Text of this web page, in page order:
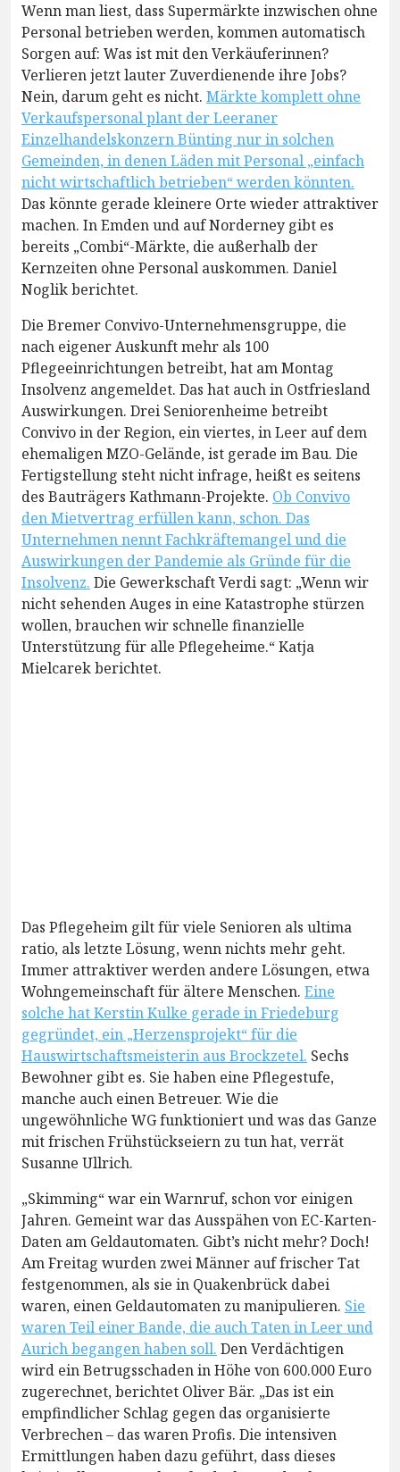
Wenn man liest, dass Supermärkte inzwischen ohne
Personal betrieben werden, kommen automatisch
Sorgen auf: Was ist mit den Verkäuferinnen?
Verlieren jetzt lauter Zuverdienende ihre Jobs?
Nein, darum geht es nicht. Märkte komplett ohne
Verkaufspersonal plant der Leeraner
Einzelhandelskonzern Bünting nur in solchen
Gemeinden, in denen Läden mit Personal „einfach
nicht wirtschaftlich betrieben“ werden könnten.
Das könnte gerade kleinere Orte wieder attraktiver
machen. In Emden und auf Norderney gibt es
bereits „Combi“-Märkte, die außerhalb der
Kernzeiten ohne Personal auskommen. Daniel
Noglik berichtet.
Die Bremer Convivo-Unternehmensgruppe, die
nach eigener Auskunft mehr als 100
Pflegeeinrichtungen betreibt, hat am Montag
Insolvenz angemeldet. Das hat auch in Ostfriesland
Auswirkungen. Drei Seniorenheime betreibt
Convivo in der Region, ein viertes, in Leer auf dem
ehemaligen MZO-Gelände, ist gerade im Bau. Die
Fertigstellung steht nicht infrage, heißt es seitens
des Bauträgers Kathmann-Projekte. Ob Convivo
den Mietvertrag erfüllen kann, schon. Das
Unternehmen nennt Fachkräftemangel und die
Auswirkungen der Pandemie als Gründe für die
Insolvenz. Die Gewerkschaft Verdi sagt: „Wenn wir
nicht sehenden Auges in eine Katastrophe stürzen
wollen, brauchen wir schnelle finanzielle
Unterstützung für alle Pflegeheime.“ Katja
Mielcarek berichtet.
Das Pflegeheim gilt für viele Senioren als ultima
ratio, als letzte Lösung, wenn nichts mehr geht.
Immer attraktiver werden andere Lösungen, etwa
Wohngemeinschaft für ältere Menschen. Eine
solche hat Kerstin Kulke gerade in Friedeburg
gegründet, ein „Herzensprojekt“ für die
Hauswirtschaftsmeisterin aus Brockzetel. Sechs
Bewohner gibt es. Sie haben eine Pflegestufe,
manche auch einen Betreuer. Wie die
ungewöhnliche WG funktioniert und was das Ganze
mit frischen Frühstückseiern zu tun hat, verrät
Susanne Ullrich.
„Skimming“ war ein Warnruf, schon vor einigen
Jahren. Gemeint war das Ausspähen von EC-Karten-
Daten am Geldautomaten. Gibt’s nicht mehr? Doch!
Am Freitag wurden zwei Männer auf frischer Tat
festgenommen, als sie in Quakenbrück dabei
waren, einen Geldautomaten zu manipulieren. Sie
waren Teil einer Bande, die auch Taten in Leer und
Aurich begangen haben soll. Den Verdächtigen
wird ein Betrugsschaden in Höhe von 600.000 Euro
zugerechnet, berichtet Oliver Bär. „Das ist ein
empfindlicher Schlag gegen das organisierte
Verbrechen – das waren Profis. Die intensiven
Ermittlungen haben dazu geführt, dass dieses